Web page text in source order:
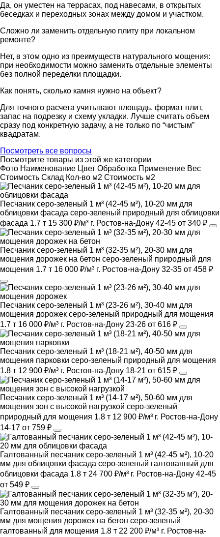
Да, он уместен на террасах, под навесами, в открытых
беседках и переходных зонах между домом и участком.
Сложно ли заменить отдельную плиту при локальном
ремонте?
Нет, в этом одно из преимуществ натурального мощения:
при необходимости можно заменить отдельные элементы
без полной переделки площадки.
Как понять, сколько камня нужно на объект?
Для точного расчета учитывают площадь, формат плит,
запас на подрезку и схему укладки. Лучше считать объем
сразу под конкретную задачу, а не только по “чистым”
квадратам.
Посмотреть все вопросы
Посмотрите товары из этой же категории
Фото Наименование Цвет Обработка Применение Вес
Cтоимость Склад Кол-во м2 Стоимость м2
Песчаник серо-зеленый 1 м³ (42-45 м²), 10-20 мм для
облицовки фасада серо-зеленый природный для облицовки
фасада 1.7 т 15 300 ₽/м³ г. Ростов-на-Дону 42-45 от 340 ₽
Песчаник серо-зеленый 1 м³ (32-35 м²), 20-30 мм для
мощения дорожек на бетон серо-зеленый природный для
мощения 1.7 т 16 000 ₽/м³ г. Ростов-на-Дону 32-35 от 458 ₽
Песчаник серо-зеленый 1 м³ (23-26 м²), 30-40 мм для
мощения дорожек серо-зеленый природный для мощения
1.7 т 16 000 ₽/м³ г. Ростов-на-Дону 23-26 от 616 ₽
Песчаник серо-зеленый 1 м³ (18-21 м²), 40-50 мм для
мощения парковки серо-зеленый природный для мощения
1.8 т 12 900 ₽/м³ г. Ростов-на-Дону 18-21 от 615 ₽
Песчаник серо-зеленый 1 м³ (14-17 м²), 50-60 мм для
мощения зон с высокой нагрузкой серо-зеленый
природный для мощения 1.8 т 12 900 ₽/м³ г. Ростов-на-Дону
14-17 от 759 ₽
Галтованный песчаник серо-зеленый 1 м³ (42-45 м²), 10-20
мм для облицовки фасада серо-зеленый галтованный для
облицовки фасада 1.8 т 24 700 ₽/м³ г. Ростов-на-Дону 42-45
от 549 ₽
Галтованный песчаник серо-зеленый 1 м³ (32-35 м²), 20-30
мм для мощения дорожек на бетон серо-зеленый
галтованный для мощения 1.8 т 22 200 ₽/м³ г. Ростов-на-